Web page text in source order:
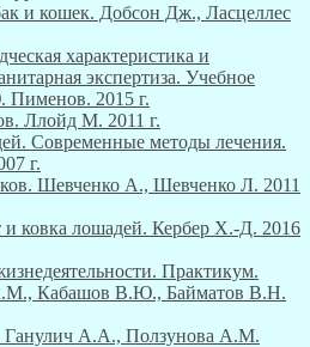
и кошек. Добсон Дж., Ласцеллес
характеристика и
экспертиза. Учебное
2015 г.
Ллойд М. 2011 г.
Современные методы лечения.
г.
Шевченко А., Шевченко Л. 2011
и ковка лошадей. Кербер Х.-Д. 2016
Практикум.
Кабашов В.Ю., Байматов В.Н.
Ганулич А.А., Ползунова А.М.